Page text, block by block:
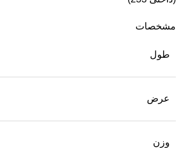
مشخصات
طول
عرض
وزن